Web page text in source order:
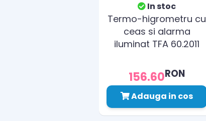
In stoc
Termo-higrometru cu
ceas si alarma
iluminat TFA 60.2011
156.60RON
Adauga in cos